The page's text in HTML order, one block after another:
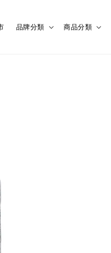
品牌分類 商品分類